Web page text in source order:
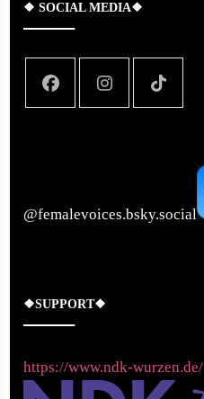
❖ SOCIAL MEDIA❖
‪@femalevoices.bsky.social‬
❖SUPPORT❖
https://www.ndk-wurzen.de/